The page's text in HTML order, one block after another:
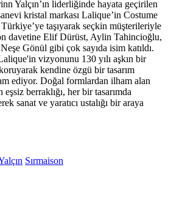
Yalçın’ın liderliğinde hayata geçirilen
kristal markası Lalique’in Costume
taşıyarak seçkin müşterileriyle
davetine Elif Dürüst, Aylin Tahincioğlu,
Gönül gibi çok sayıda isim katıldı.
vizyonunu 130 yılı aşkın bir
kendine özgü bir tasarım
ediyor. Doğal formlardan ilham alan
berraklığı, her bir tasarımda
sanat ve yaratıcı ustalığı bir araya
Sırmaison